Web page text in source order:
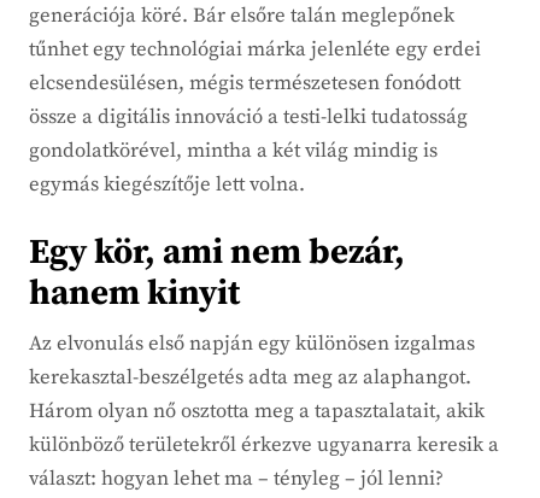
generációja köré. Bár elsőre talán meglepőnek
tűnhet egy technológiai márka jelenléte egy erdei
elcsendesülésen, mégis természetesen fonódott
össze a digitális innováció a testi-lelki tudatosság
gondolatkörével, mintha a két világ mindig is
egymás kiegészítője lett volna.
Egy kör, ami nem bezár,
hanem kinyit
Az elvonulás első napján egy különösen izgalmas
kerekasztal-beszélgetés adta meg az alaphangot.
Három olyan nő osztotta meg a tapasztalatait, akik
különböző területekről érkezve ugyanarra keresik a
választ: hogyan lehet ma – tényleg – jól lenni?